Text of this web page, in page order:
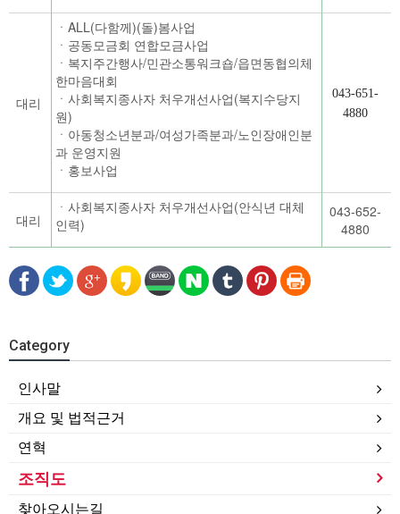
대리
ㆍALL(다함께)(돌)봄사업
ㆍ공동모금회 연합모금사업
ㆍ복지주간행사/민관소통워크숍/읍면동협의체
한마음대회
ㆍ사회복지종사자 처우개선사업(복지수당지
원)
ㆍ아동청소년분과/여성가족분과/노인장애인분
과 운영지원
ㆍ홍보사업
043-651-
4880
대리
ㆍ사회복지종사자 처우개선사업(안식년 대체
인력)
043-652-
4880
Category
인사말
개요 및 법적근거
연혁
조직도
찾아오시는길